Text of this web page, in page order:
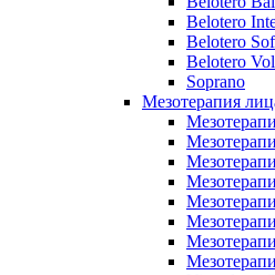
Belotero
Belotero
Belotero
Soprano
Мезотерапия